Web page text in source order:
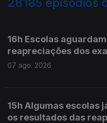
16h Escolas
reapreciações dos
07 ago. 2026
15h Algumas escolas
os resultados das